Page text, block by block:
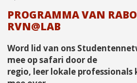
PROGRAMMA VAN
RVN@LAB
Word lid van ons
mee op safari door de
regio, leer lokale professionals